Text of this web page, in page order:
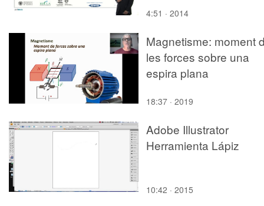
4:51 · 2014
Magnetisme: moment
les forces sobre una
espira plana
18:37 · 2019
Adobe Illustrator
Herramienta Lápiz
10:42 · 2015